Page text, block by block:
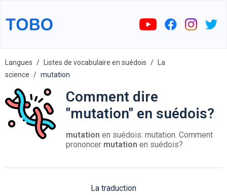
Langues Listes de vocabulaire en suédois
La
science
mutation
Comment dire
"mutation" en suédois?
mutation en suédois: mutation. Comment
prononcer mutation en suédois?
La traduction